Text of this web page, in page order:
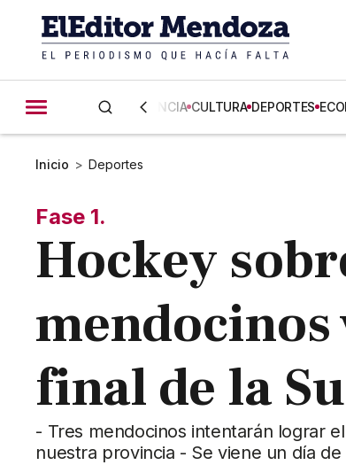
CIENCIA CULTURA DEPORTES
Inicio > Deportes
Fase 1.
Hockey
mendocinos
final de la
- Tres mendocinos intentarán lograr
nuestra provincia - Se viene un día de